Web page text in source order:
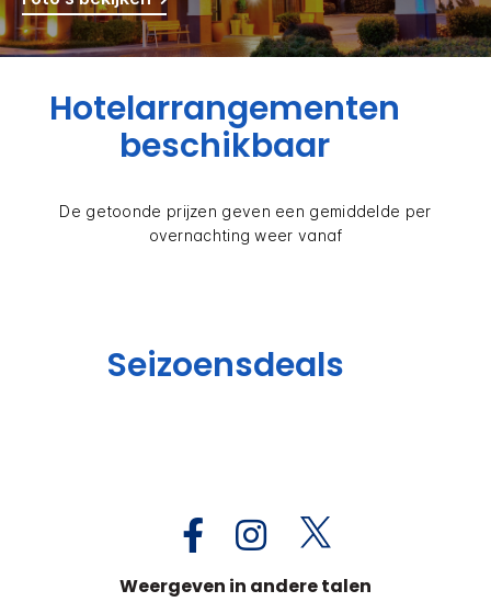
Hotelarrangementen
beschikbaar
De getoonde prijzen geven een gemiddelde per
overnachting weer vanaf
Seizoensdeals
Weergeven in andere talen